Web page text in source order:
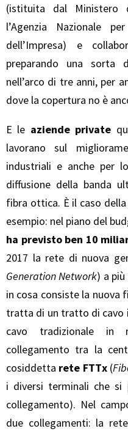
(istituita dal Ministero
l’Agenzia Nazionale
dell’Impresa) e
preparando una sorta
nell’arco di tre anni, per
dove la copertura no è
E le aziende private
lavorano sul
industriali e anche per
diffusione della banda
fibra ottica. È il caso
esempio: nel piano del
ha previsto ben 10
2017 la rete di nuova
Generation Network) a
in cosa consiste la nuova
tratta di un tratto di cavo
cavo tradizionale in
collegamento tra la
cosiddetta rete FTTx(
i diversi terminali che
collegamento). Nel
due collegamenti: la